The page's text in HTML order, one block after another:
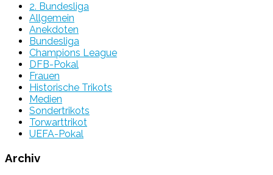
2. Bundesliga
Allgemein
Anekdoten
Bundesliga
Champions League
DFB-Pokal
Frauen
Historische Trikots
Medien
Sondertrikots
Torwarttrikot
UEFA-Pokal
Archiv